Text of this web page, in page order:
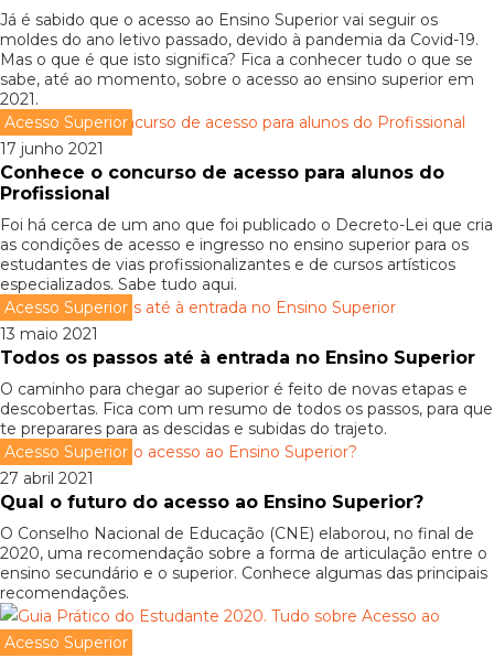
Já é sabido que o acesso ao Ensino Superior vai seguir os
moldes do ano letivo passado, devido à pandemia da Covid-19.
Mas o que é que isto significa? Fica a conhecer tudo o que se
sabe, até ao momento, sobre o acesso ao ensino superior em
2021.
Acesso Superior
17 junho 2021
Conhece o concurso de acesso para alunos do
Profissional
Foi há cerca de um ano que foi publicado o Decreto-Lei que cria
as condições de acesso e ingresso no ensino superior para os
estudantes de vias profissionalizantes e de cursos artísticos
especializados. Sabe tudo aqui.
Acesso Superior
13 maio 2021
Todos os passos até à entrada no Ensino Superior
O caminho para chegar ao superior é feito de novas etapas e
descobertas. Fica com um resumo de todos os passos, para que
te preparares para as descidas e subidas do trajeto.
Acesso Superior
27 abril 2021
Qual o futuro do acesso ao Ensino Superior?
O Conselho Nacional de Educação (CNE) elaborou, no final de
2020, uma recomendação sobre a forma de articulação entre o
ensino secundário e o superior. Conhece algumas das principais
recomendações.
Acesso Superior